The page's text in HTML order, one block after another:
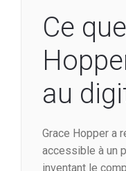
Ce
au
Grace Hopper a
accessible à un
inventant le